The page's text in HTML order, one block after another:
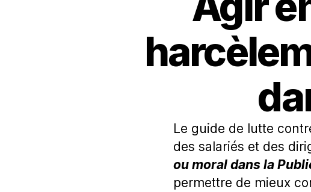
Le guide de lutte
des salariés et des
ou moral dans la
permettre de mieux